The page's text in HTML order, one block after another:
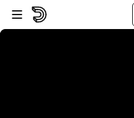
Passer au player
Passer au contenu principal